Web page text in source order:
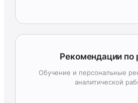
Рекомендации по
Обучение и персональные
аналитической